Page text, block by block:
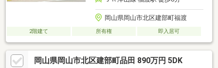
岡山県岡山市北区建部町福渡
2階建て 所有権 即入居可
岡山県岡山市北区建部町品田 890万円 5DK